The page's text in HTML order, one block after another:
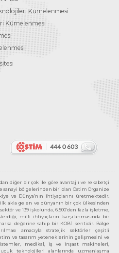
Kümelenmesi
Kümelenmesi
diğer bir çok ile göre avantajlı ve rekabetçi
sanayi bölgelerinden biri olan Ostim Organize
ve Dünya’nın ihtiyaçlarını üretmektedir.
akla gelen ve dünyanın bir çok ülkesinden
ve 139 işkolunda, 6.500’den fazla işletme,
milli ihtiyaçların karşılanmasında bir
değerine sahip bir KOBİ kentidir. Bölge
amacıyla stratejik sektörler çeşitli
ve tasarım yeteneklerinin gelişmesini ve
medikal, iş ve inşaat makineleri,
teknolojileri alanlarında uzmanlaşma